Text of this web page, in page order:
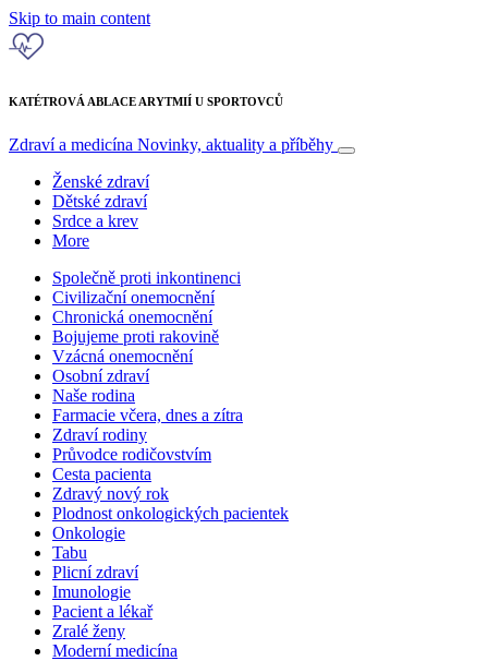
Skip to main content
KATÉTROVÁ ABLACE ARYTMIÍ U SPORTOVCŮ
Zdraví a medicína Novinky, aktuality a příběhy
Ženské zdraví
Dětské zdraví
Srdce a krev
More
Společně proti inkontinenci
Civilizační onemocnění
Chronická onemocnění
Bojujeme proti rakovině
Vzácná onemocnění
Osobní zdraví
Naše rodina
Farmacie včera, dnes a zítra
Zdraví rodiny
Průvodce rodičovstvím
Cesta pacienta
Zdravý nový rok
Plodnost onkologických pacientek
Onkologie
Tabu
Plicní zdraví
Imunologie
Pacient a lékař
Zralé ženy
Moderní medicína